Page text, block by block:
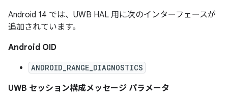
Android 14 では、UWB HAL 用に次のインターフェースが
追加されています。
Android OID
ANDROID_RANGE_DIAGNOSTICS
UWB セッション構成メッセージ パラメータ